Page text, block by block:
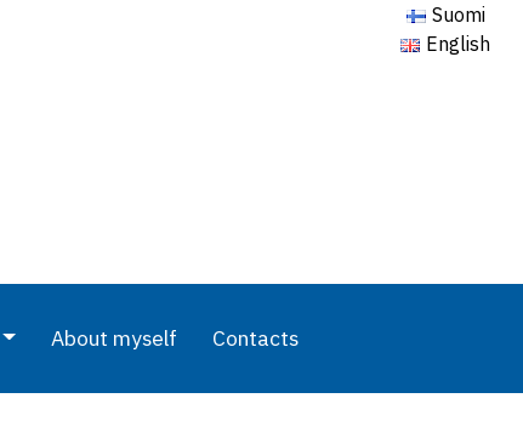
Suomi
English
About myself Contacts